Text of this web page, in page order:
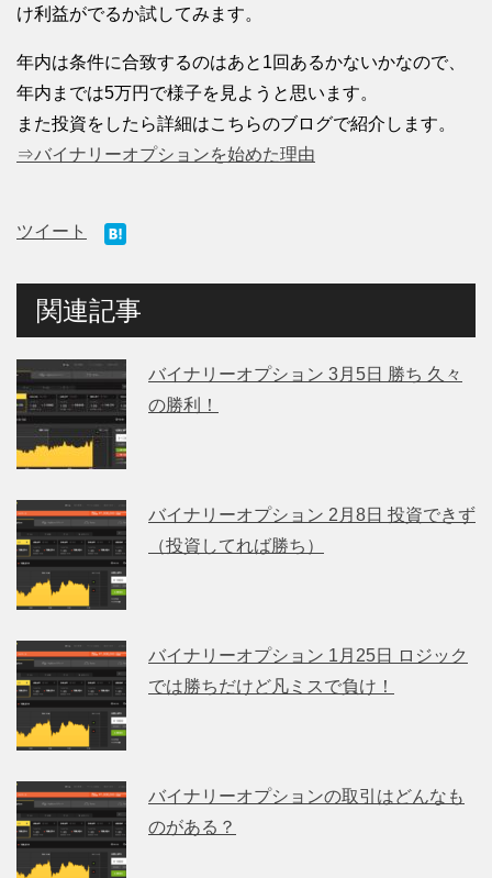
け利益がでるか試してみます。
年内は条件に合致するのはあと1回あるかないかなので、
年内までは5万円で様子を見ようと思います。
また投資をしたら詳細はこちらのブログで紹介します。
⇒バイナリーオプションを始めた理由
ツイート
関連記事
バイナリーオプション 3月5日 勝ち 久々
の勝利！
バイナリーオプション 2月8日 投資できず
（投資してれば勝ち）
バイナリーオプション 1月25日 ロジック
では勝ちだけど凡ミスで負け！
バイナリーオプションの取引はどんなも
のがある？